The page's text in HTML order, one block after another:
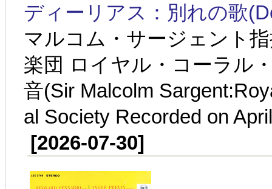
ディーリアス：別れの歌
マルコム・サージェント
楽団 ロイヤル・コーラル
音(Sir Malcolm
al Society Recorded on
[2026-07-30]